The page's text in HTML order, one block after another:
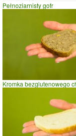
Pełnoziarnisty gofr
Kromka bezglutenowego